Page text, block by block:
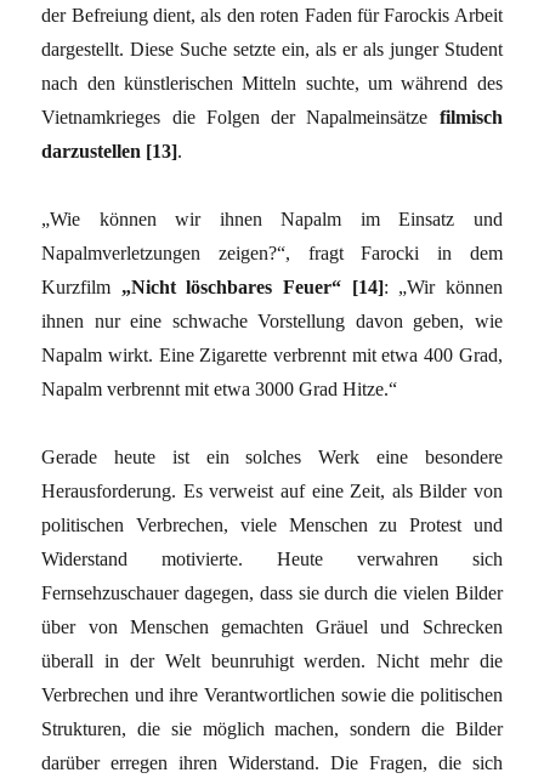
der Befreiung dient, als den roten Faden für Farockis Arbeit
dargestellt. Diese Suche setzte ein, als er als junger Student
nach den künstlerischen Mitteln suchte, um während des
Vietnamkrieges die Folgen der Napalmeinsätze filmisch
darzustellen [13].
„Wie können wir ihnen Napalm im Einsatz und
Napalmverletzungen zeigen?“, fragt Farocki in dem
Kurzfilm „Nicht löschbares Feuer“ [14]: „Wir können
ihnen nur eine schwache Vorstellung davon geben, wie
Napalm wirkt. Eine Zigarette verbrennt mit etwa 400 Grad,
Napalm verbrennt mit etwa 3000 Grad Hitze.“
Gerade heute ist ein solches Werk eine besondere
Herausforderung. Es verweist auf eine Zeit, als Bilder von
politischen Verbrechen, viele Menschen zu Protest und
Widerstand motivierte. Heute verwahren sich
Fernsehzuschauer dagegen, dass sie durch die vielen Bilder
über von Menschen gemachten Gräuel und Schrecken
überall in der Welt beunruhigt werden. Nicht mehr die
Verbrechen und ihre Verantwortlichen sowie die politischen
Strukturen, die sie möglich machen, sondern die Bilder
darüber erregen ihren Widerstand. Die Fragen, die sich